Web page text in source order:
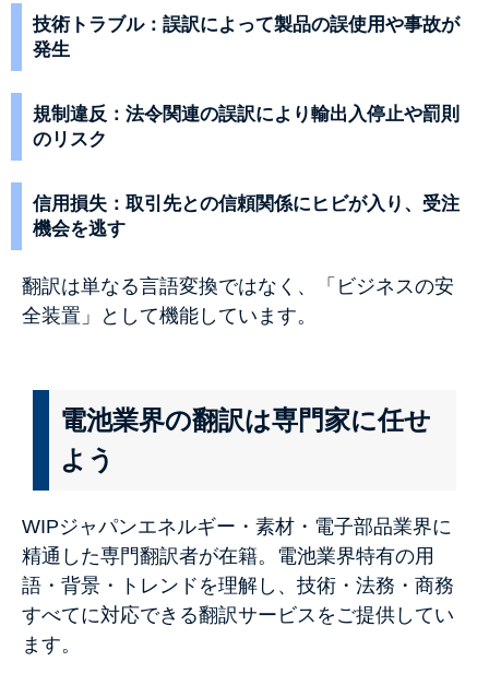
技術トラブル：誤訳によって製品の誤使用や事故が
発生
規制違反：法令関連の誤訳により輸出入停止や罰則
のリスク
信用損失：取引先との信頼関係にヒビが入り、受注
機会を逃す
翻訳は単なる言語変換ではなく、「ビジネスの安
全装置」として機能しています。
電池業界の翻訳は専門家に任せ
よう
WIPジャパンエネルギー・素材・電子部品業界に
精通した専門翻訳者が在籍。電池業界特有の用
語・背景・トレンドを理解し、技術・法務・商務
すべてに対応できる翻訳サービスをご提供してい
ます。